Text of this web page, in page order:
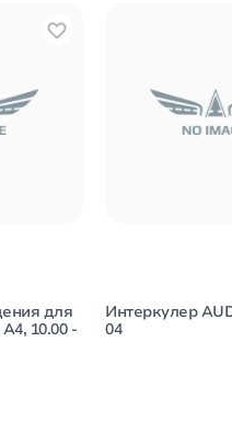
для
10.00 -
Интеркулер
04